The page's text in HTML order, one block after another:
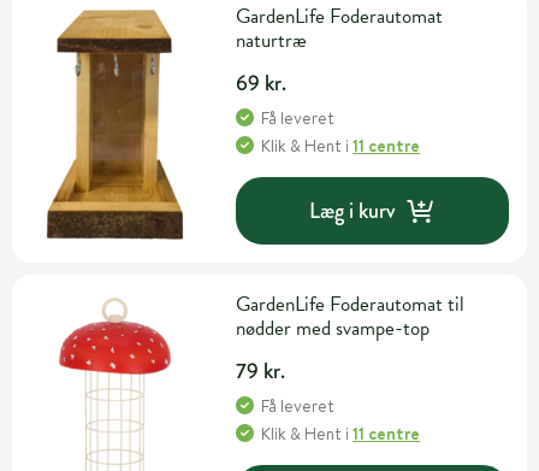
GardenLife Foderautomat
naturtræ
69 kr.
Få leveret
Klik & Hent i11 centre
Læg i kurv
GardenLife Foderautomat til
nødder med svampe-top
79 kr.
Få leveret
Klik & Hent i11 centre